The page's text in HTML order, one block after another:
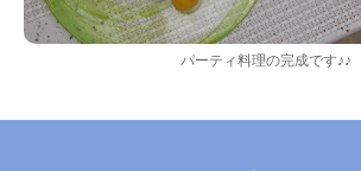
パーティ料理の完成です♪♪